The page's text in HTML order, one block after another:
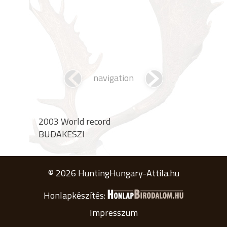
navigation
2003 World record
BUDAKESZI
© 2026 HuntingHungary-Attila.hu
Honlapkészítés:
Impresszum